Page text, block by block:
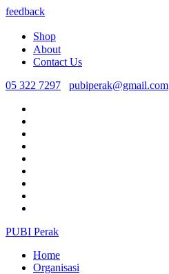
feedback
Shop
About
Contact Us
05 322 7297
pubiperak@gmail.com
PUBI Perak
Home
Organisasi